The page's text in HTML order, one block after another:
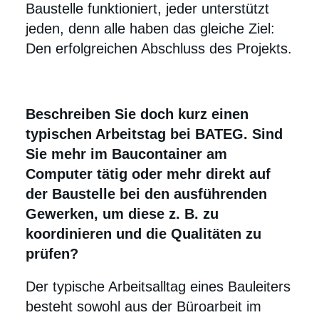
Baustelle funktioniert, jeder unterstützt
jeden, denn alle haben das gleiche Ziel:
Den erfolgreichen Abschluss des Projekts.
Beschreiben Sie doch kurz einen
typischen Arbeitstag bei BATEG. Sind
Sie mehr im Baucontainer am
Computer tätig oder mehr direkt auf
der Baustelle bei den ausführenden
Gewerken, um diese z. B. zu
koordinieren und die Qualitäten zu
prüfen?
Der typische Arbeitsalltag eines Bauleiters
besteht sowohl aus der Büroarbeit im